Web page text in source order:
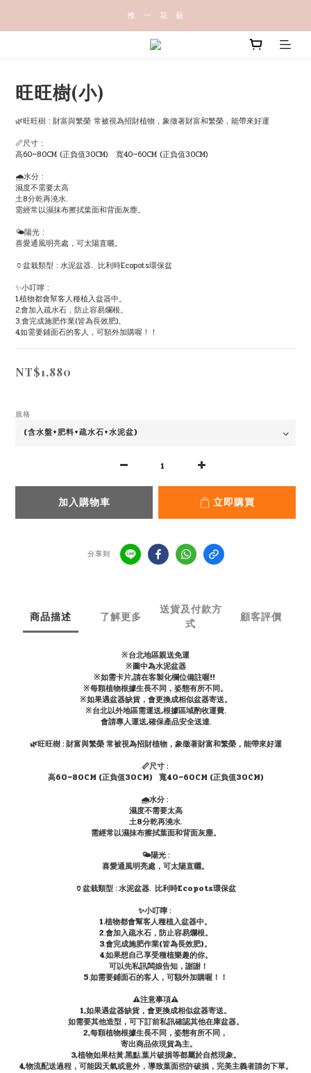
惟   一   花   藝
旺旺樹(小)
🌿旺旺樹 : 財富與繁榮 常被視為招財植物，象徵著財富和繁榮，能帶來好運
📏尺寸 :
高60~80CM (正負值30CM)   寬40~60CM (正負值30CM)
🌧水分 :
濕度不需要太高
土8分乾再澆水.
需經常以濕抹布擦拭葉面和背面灰塵。
🌤陽光 :
喜愛通風明亮處，可太陽直曬。
🏺盆栽類型 : 水泥盆器.  比利時Ecopots環保盆
✨小叮嚀 :
1.植物都會幫客人種植入盆器中。
2.會加入疏水石，防止容易爛根。
3.會完成施肥作業(皆為長效肥)。
4.如需要鋪面石的客人，可額外加購喔！！
NT$1,880
規格
加入購物車 立即購買
分享到
商品描述 了解更多
送貨及付款方
式
顧客評價
※台北地區親送免運
※圖中為水泥盆器
※如需卡片,請在客製化欄位備註喔!!
※每顆植物根據生長不同，姿態有所不同。
※如果遇盆器缺貨，會更換成相似盆器寄送。
※台北以外地區需運送,根據區域酌收運費.
會請專人運送,確保產品安全送達.
🌿旺旺樹 : 財富與繁榮 常被視為招財植物，象徵著財富和繁榮，能帶來好運
📏尺寸 :
高60~80CM (正負值30CM) 寬40~60CM (正負值30CM)
🌧水分 :
濕度不需要太高
土8分乾再澆水.
需經常以濕抹布擦拭葉面和背面灰塵。
🌤陽光 :
喜愛通風明亮處，可太陽直曬。
🏺盆栽類型 : 水泥盆器. 比利時Ecopots環保盆
✨小叮嚀 :
1.植物都會幫客人種植入盆器中。
2.會加入疏水石，防止容易爛根。
3.會完成施肥作業(皆為長效肥)。
4.如果想自己享受種植樂趣的你。
可以先私訊闆娘告知，謝謝！
5.如需要鋪面石的客人，可額外加購喔！！
⚠️注意事項⚠️
1,如果遇盆器缺貨，會更換成相似盆器寄送。
如需要其他造型，可下訂前私訊確認其他在庫盆器。
2,每顆植物根據生長不同，姿態有所不同，
寄出商品依現貨為主。
3,植物如果枯黃.黑點.葉片破損等都屬於自然現象。
4,物流配送過程，可能因天氣或意外，導致葉面些許破損，完美主義者請勿下單。